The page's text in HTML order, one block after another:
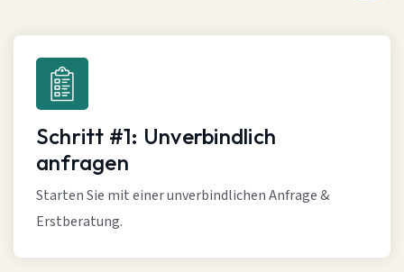
Schritt #1: Unverbindlich
anfragen
Starten Sie mit einer unverbindlichen Anfrage &
Erstberatung.